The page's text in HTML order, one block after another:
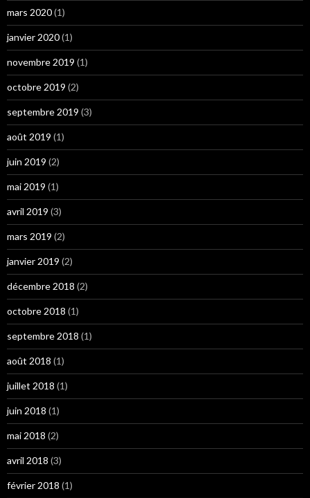
mars 2020(1)
janvier 2020(1)
novembre 2019 (1)
octobre 2019 (2)
septembre 2019 (3)
août 2019 (1)
juin 2019 (2)
mai 2019 (1)
avril 2019 (3)
mars 2019 (2)
janvier 2019 (2)
décembre 2018 (2)
octobre 2018 (1)
septembre 2018 (1)
août 2018 (1)
juillet 2018 (1)
juin 2018 (1)
mai 2018 (2)
avril 2018 (3)
février 2018 (1)